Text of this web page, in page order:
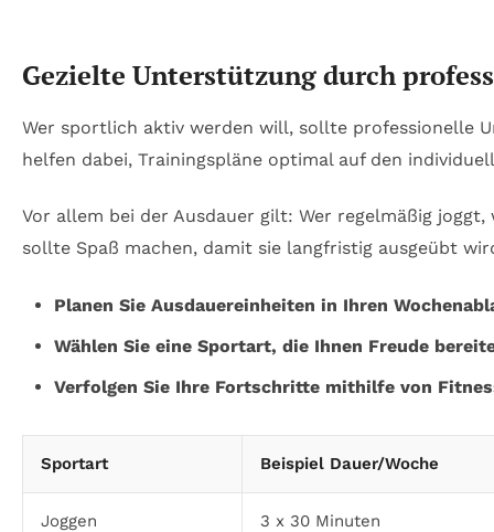
Gezielte Unterstützung durch
Wer sportlich aktiv werden will, sollte professionelle
helfen dabei, Trainingspläne optimal auf den
Vor allem bei der Ausdauer gilt: Wer regelmäßig
sollte Spaß machen, damit sie langfristig ausgeübt
Planen Sie Ausdauereinheiten in Ihren
Wählen Sie eine Sportart, die Ihnen Freude
Verfolgen Sie Ihre Fortschritte mithilfe von
Sportart Beispiel Dauer/Woche
Joggen 3 x 30 Minuten